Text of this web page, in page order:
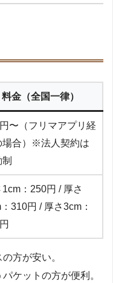
料金（全国一律）
〜（フリマアプリ経
場合）※法人契約は
1cm：250円 / 厚さ
310円 / 厚さ3cm：
方が安い。
パケットの方が便利。